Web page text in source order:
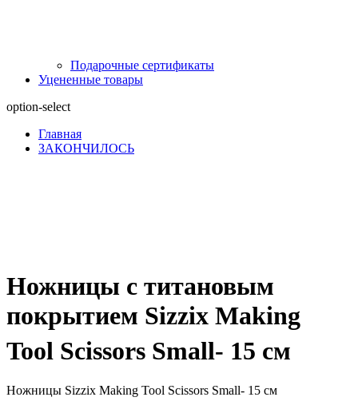
Подарочные сертификаты
Уцененные товары
option-select
Главная
ЗАКОНЧИЛОСЬ
Ножницы с титановым
покрытием Sizzix Making
Tool Scissors Small- 15 см
Ножницы Sizzix Making Tool Scissors Small- 15 см